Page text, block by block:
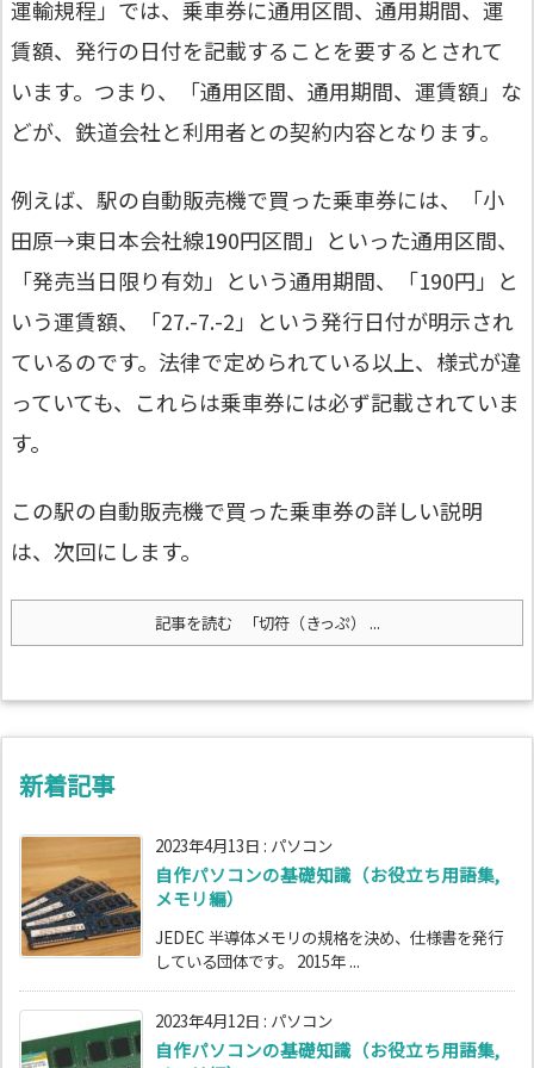
運輸規程」では、乗車券に通用区間、通用期間、運
賃額、発行の日付を記載することを要するとされて
います。つまり、「通用区間、通用期間、運賃額」な
どが、鉄道会社と利用者との契約内容となります。
例えば、駅の自動販売機で買った乗車券には、「小
田原→東日本会社線190円区間」といった通用区間、
「発売当日限り有効」という通用期間、「190円」と
いう運賃額、「27.-7.-2」という発行日付が明示され
ているのです。法律で定められている以上、様式が違
っていても、これらは乗車券には必ず記載されていま
す。
この駅の自動販売機で買った乗車券の詳しい説明
は、次回にします。
記事を読む 「切符（きっぷ） ...
新着記事
2023年4月13日 : パソコン
自作パソコンの基礎知識（お役立ち用語集,
メモリ編）
JEDEC 半導体メモリの規格を決め、仕様書を発行
している団体です。 2015年 ...
2023年4月12日 : パソコン
自作パソコンの基礎知識（お役立ち用語集,